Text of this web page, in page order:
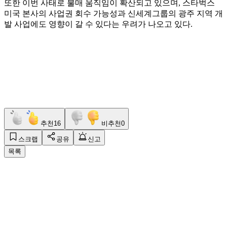
또한 이번 사태로 불매 움직임이 확산되고 있으며, 스타벅스
미국 본사의 사업권 회수 가능성과 신세계그룹의 광주 지역 개
발 사업에도 영향이 갈 수 있다는 우려가 나오고 있다.
추천 16 비추천0
스크랩 공유
신고
목록